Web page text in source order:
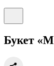
Букет